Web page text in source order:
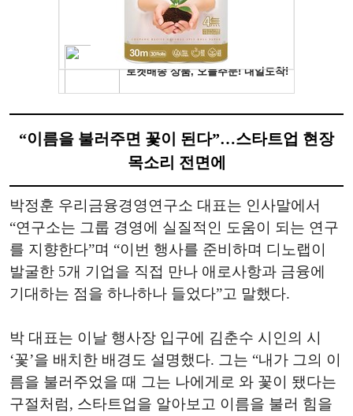
“이름을 불러주면 꽃이 된다”…스타트업 현장
목소리 전면에
박정훈 우리금융경영연구소 대표는 인사말에서
“연구소는 그룹 경영에 실질적인 도움이 되는 연구
를 지향한다”며 “이번 행사를 준비하며 디노랩이
발굴한 5개 기업을 직접 만나 애로사항과 금융에
기대하는 점을 하나하나 들었다”고 말했다.
박 대표는 이날 행사장 입구에 김춘수 시인의 시
‘꽃’을 배치한 배경도 설명했다. 그는 “내가 그의 이
름을 불러주었을 때 그는 나에게로 와 꽃이 됐다는
구절처럼, 스타트업을 알아보고 이름을 불러 힘을